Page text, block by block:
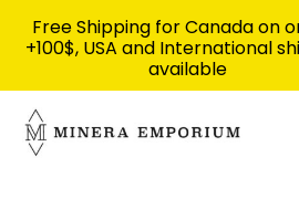
contenu
Free Shipping for Canada on
+100$, USA and International
available